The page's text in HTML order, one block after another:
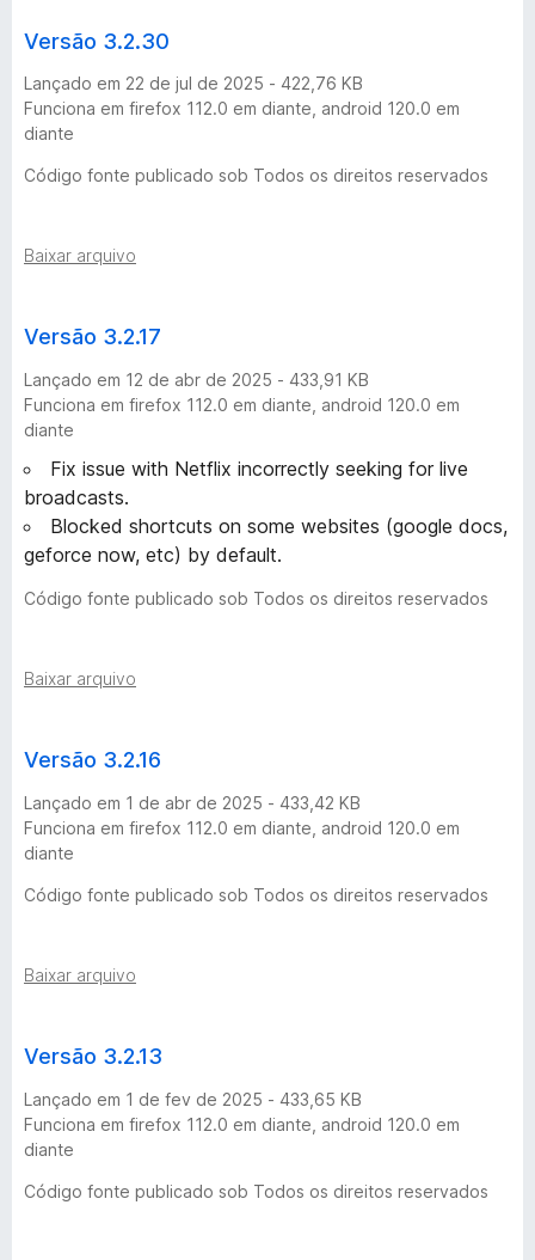
e
v
e
o
-
5
v
e
r
õ
e
s
Versão 3.2.30
Lançado em 22 de jul de 2025 - 422,76 KB
Funciona em firefox 112.0 em diante, android 120.0 em
diante
Código fonte publicado sob Todos os direitos reservados
Baixar arquivo
Versão 3.2.17
Lançado em 12 de abr de 2025 - 433,91 KB
Funciona em firefox 112.0 em diante, android 120.0 em
diante
Fix issue with Netflix incorrectly seeking for live
broadcasts.
Blocked shortcuts on some websites (google docs,
geforce now, etc) by default.
Código fonte publicado sob Todos os direitos reservados
Baixar arquivo
Versão 3.2.16
Lançado em 1 de abr de 2025 - 433,42 KB
Funciona em firefox 112.0 em diante, android 120.0 em
diante
Código fonte publicado sob Todos os direitos reservados
Baixar arquivo
Versão 3.2.13
Lançado em 1 de fev de 2025 - 433,65 KB
Funciona em firefox 112.0 em diante, android 120.0 em
diante
Código fonte publicado sob Todos os direitos reservados